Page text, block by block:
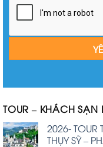
TOUR – KHÁCH SẠN
2026-
THỤY SỸ –